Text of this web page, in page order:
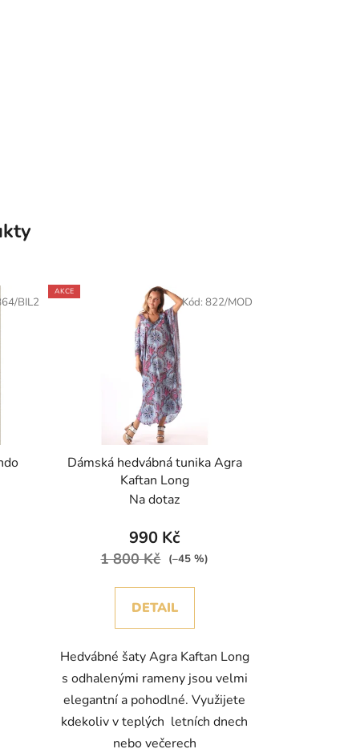
BIL2
AKCE
Dámská hedvábná tunika Agra
Kaftan Long
Na dotaz
990 Kč
1 800 Kč (–45 %)
DETAIL
Hedvábné šaty Agra Kaftan Long
s odhalenými rameny jsou velmi
elegantní a pohodlné. Využijete
kdekoliv v teplých letních dnech
nebo večerech
Kód: 822/MOD